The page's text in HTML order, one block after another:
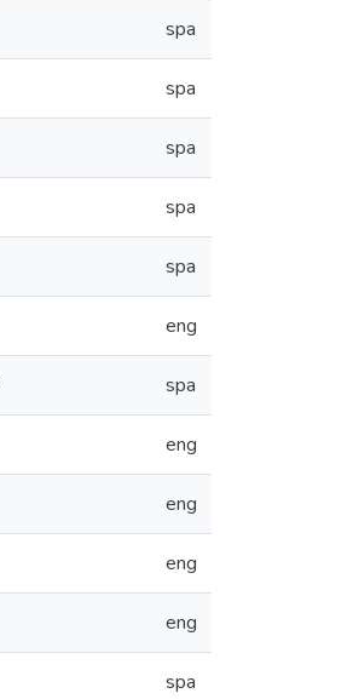
spa
spa
spa
spa
spa
eng
spa
eng
eng
eng
eng
spa